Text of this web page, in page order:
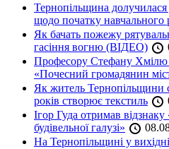
Тернопільщина
щодо початку навчального
Як бачать пожежу
гасіння вогню (ВІДЕО)
Професору Стефану Хмілю
«Почесний громадянин
Як житель Тернопільщини
років створює текстиль
Ігор Гуда отримав відзнаку
будівельної галузі»
На Тернопільщині у